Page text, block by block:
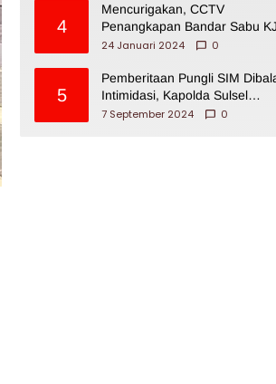
4
Mencurigakan, CCTV
Penangkapan Bandar Sabu KJ
Disita Oknum BNNP Sulsel
24 Januari 2024 0
5
Pemberitaan Pungli SIM
Intimidasi, Kapolda Sulsel
Dikecam PJI Sulsel
7 September 2024 0